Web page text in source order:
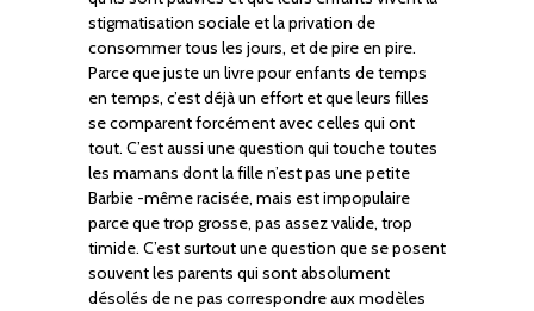
stigmatisation sociale et la privation de
consommer tous les jours, et de pire en pire.
Parce que juste un livre pour enfants de temps
en temps, c’est déjà un effort et que leurs filles
se comparent forcément avec celles qui ont
tout. C’est aussi une question qui touche toutes
les mamans dont la fille n’est pas une petite
Barbie -même racisée, mais est impopulaire
parce que trop grosse, pas assez valide, trop
timide. C’est surtout une question que se posent
souvent les parents qui sont absolument
désolés de ne pas correspondre aux modèles